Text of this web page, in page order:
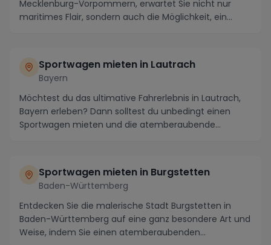
Mecklenburg-Vorpommern, erwartet Sie nicht nur
maritimes Flair, sondern auch die Möglichkeit, ein
Sportwagen mieten in Lautrach
Bayern
Möchtest du das ultimative Fahrerlebnis in Lautrach,
Bayern erleben? Dann solltest du unbedingt einen
Sportwagen mieten und die atemberaubende
Sportwagen mieten in Burgstetten
Baden-Württemberg
Entdecken Sie die malerische Stadt Burgstetten in
Baden-Württemberg auf eine ganz besondere Art und
Weise, indem Sie einen atemberaubenden